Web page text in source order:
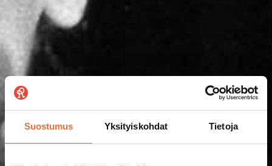
Suostumus Yksityiskohdat Tietoja